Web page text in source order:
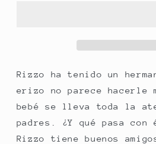
Rizzo ha tenido un
erizo no parece hacerle
bebé se lleva toda la
padres. ¿Y qué pasa con
Rizzo tiene buenos